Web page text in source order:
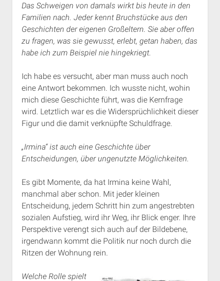
Das Schweigen von damals wirkt bis heute in den
Familien nach. Jeder kennt Bruchstücke aus den
Geschichten der eigenen Großeltern. Sie aber offen
zu fragen, was sie gewusst, erlebt, getan haben, das
habe ich zum Beispiel nie hingekriegt.
Ich habe es versucht, aber man muss auch noch
eine Antwort bekommen. Ich wusste nicht, wohin
mich diese Geschichte führt, was die Kernfrage
wird. Letztlich war es die Widersprüchlichkeit dieser
Figur und die damit verknüpfte Schuldfrage.
„Irmina“ ist auch eine Geschichte über
Entscheidungen, über ungenutzte Möglichkeiten.
Es gibt Momente, da hat Irmina keine Wahl,
manchmal aber schon. Mit jeder kleinen
Entscheidung, jedem Schritt hin zum angestrebten
sozialen Aufstieg, wird ihr Weg, ihr Blick enger. Ihre
Perspektive verengt sich auch auf der Bildebene,
irgendwann kommt die Politik nur noch durch die
Ritzen der Wohnung rein.
Welche Rolle spielt